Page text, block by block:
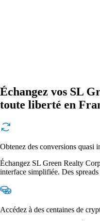
Échangez vos SL
toute liberté en
Obtenez des conversions quasi
Échangez SL Green Realty
interface simplifiée. Des
Accédez à des centaines de